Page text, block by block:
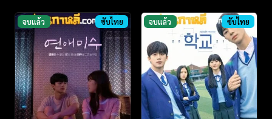
จบแล้ว ซับไทย จบแล้ว ซับไทย